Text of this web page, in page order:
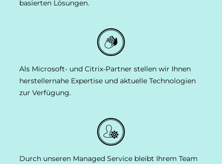
basierten Lösungen.
Als Microsoft- und Citrix-Partner stellen wir Ihnen
herstellernahe Expertise und aktuelle Technologien
zur Verfügung.
Durch unseren Managed Service bleibt Ihrem Team